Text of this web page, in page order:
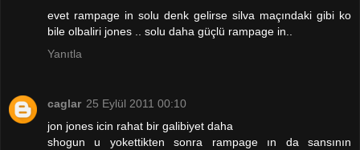
evet rampage in solu denk gelirse silva maçındaki gibi ko
bile olbaliri jones .. solu daha güçlü rampage in..
Yanıtla
caglar 25 Eylül 2011 00:10
jon jones icin rahat bir galibiyet daha
shogun u yokettikten sonra rampage ın da sansının